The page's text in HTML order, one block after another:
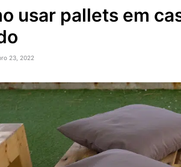
usar pallets em
23, 2022